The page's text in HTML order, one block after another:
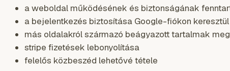
a weboldal működésének és biztonságának
a bejelentkezés biztosítása Google-fiókon keresztül
más oldalakról származó beágyazott tartalmak
stripe fizetések lebonyolítása
felelős közbeszéd lehetővé tétele